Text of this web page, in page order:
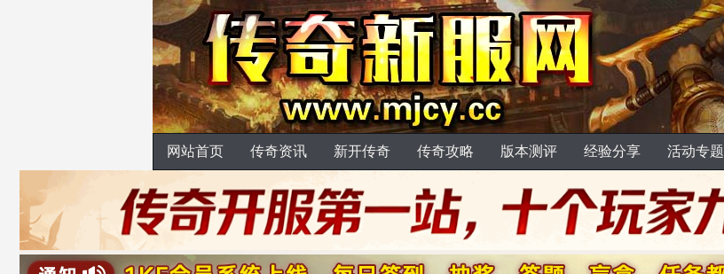
网站首页 传奇资讯 新开传奇 传奇攻略 版本测评 经验分享 活动专题